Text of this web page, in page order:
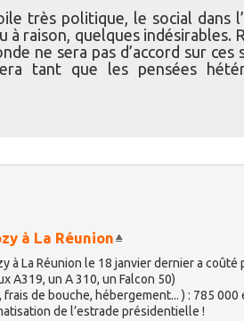
très politique, le social dans
raison, quelques indésirables.
ne sera pas d’accord sur
tant que les pensées
à La Réunion
à La Réunion le 18 janvier dernier a coûté
A319, un A 310, un Falcon 50)
de bouche, hébergement... ) : 785 000
de l’estrade présidentielle !